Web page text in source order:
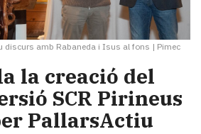
discurs amb Rabaneda i Isus al fons | Pimec
la creació del
SCR Pirineus
PallarsActiu